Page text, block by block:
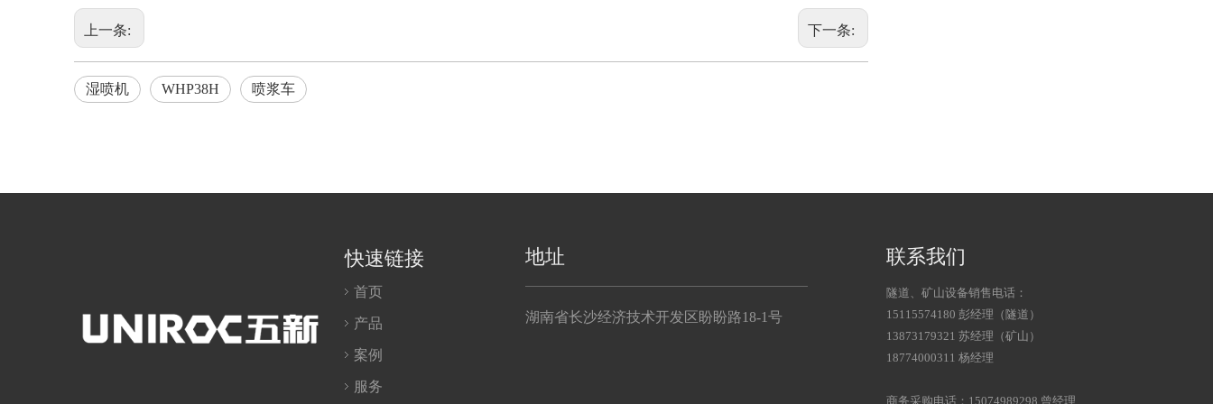
上一条: 下一条:
湿喷机 WHP38H 喷浆车
快速链接
首页
产品
案例
服务
地址
湖南省长沙经济技术开发区盼盼路18-1号
联系我们
隧道、矿山设备销售电话：
15115574180 彭经理（隧道）
13873179321 苏经理（矿山）
18774000311 杨经理
商务采购电话：15074989298 曾经理